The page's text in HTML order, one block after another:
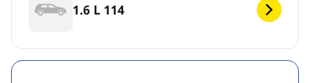
1.6 L 114